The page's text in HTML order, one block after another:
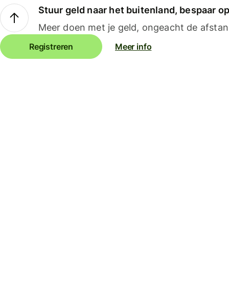
Stuur geld naar het buitenland, bespaar
Meer doen met je geld, ongeacht de
Registreren Meer info